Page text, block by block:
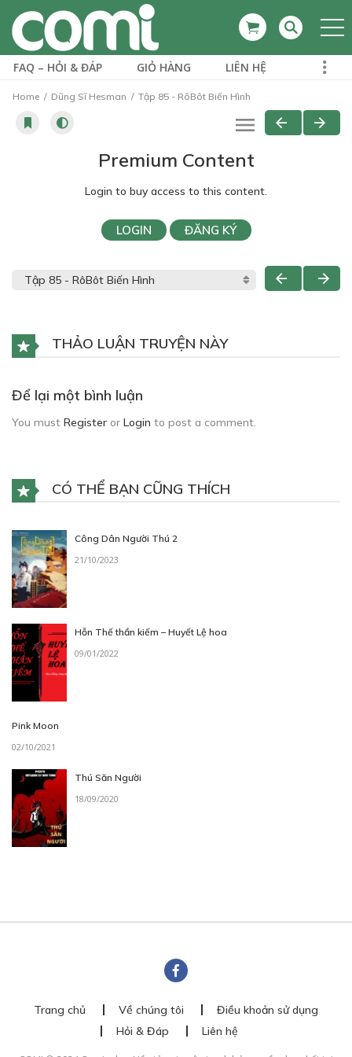
FAQ – HỎI & ĐÁP GIỎ HÀNG LIÊN HỆ
Home Dũng Sĩ Hesman Tập 85 - RôBôt Biến Hình
Premium Content
Login to buy access to this content.
LOGIN ĐĂNG KÝ
THẢO LUẬN TRUYỆN NÀY
Để lại một bình luận
You must Register or Login to post a comment.
CÓ THỂ BẠN CŨNG THÍCH
Công Dân Người Thú 2
21/10/2023
Hỗn Thế thần kiếm – Huyết Lệ hoa
09/01/2022
Pink Moon
02/10/2021
Thú Săn Người
18/09/2020
Trang chủ Về chúng tôi
Điều khoản sử dụng
Hỏi & Đáp
Liên hệ